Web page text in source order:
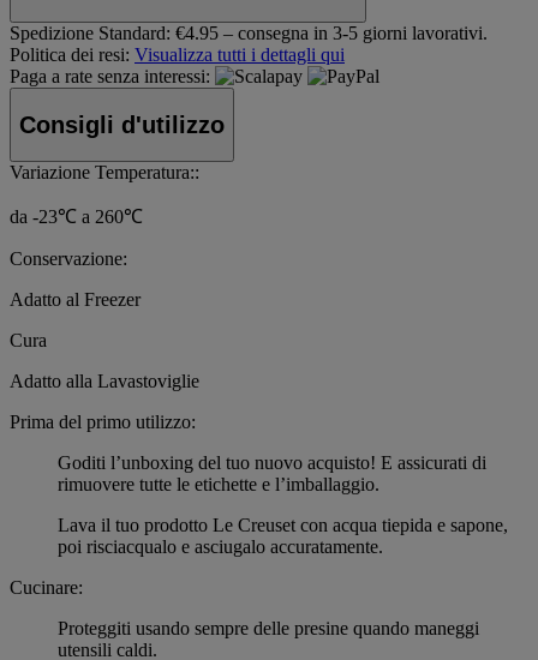
Spedizione Standard: €4.95 – consegna in 3-5 giorni lavorativi.
Politica dei resi: Visualizza tutti i dettagli qui
Paga a rate senza interessi:
Consigli d'utilizzo
Variazione Temperatura::
da -23℃ a 260℃
Conservazione:
Adatto al Freezer
Cura
Adatto alla Lavastoviglie
Prima del primo utilizzo:
Goditi l’unboxing del tuo nuovo acquisto! E assicurati di
rimuovere tutte le etichette e l’imballaggio.
Lava il tuo prodotto Le Creuset con acqua tiepida e sapone,
poi risciacqualo e asciugalo accuratamente.
Cucinare:
Proteggiti usando sempre delle presine quando maneggi
utensili caldi.